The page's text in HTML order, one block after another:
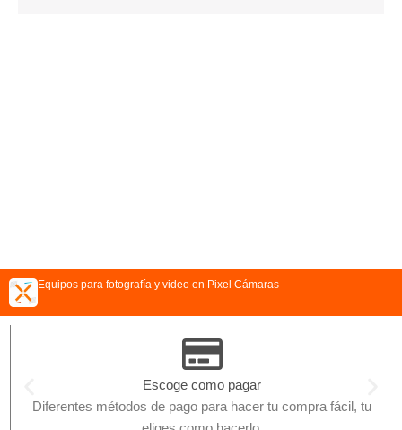
Equipos para fotografía y video en Pixel Cámaras
Escoge como pagar
Diferentes métodos de pago para hacer tu compra fácil, tu